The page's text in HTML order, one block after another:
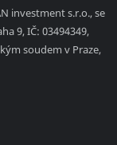
investment s.r.o., se
9, IČ: 03494349,
soudem v Praze,